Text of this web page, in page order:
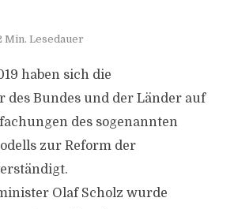
Min. Lesedauer
haben sich die
des Bundes und der Länder auf
des sogenannten
zur Reform der
Olaf Scholz wurde